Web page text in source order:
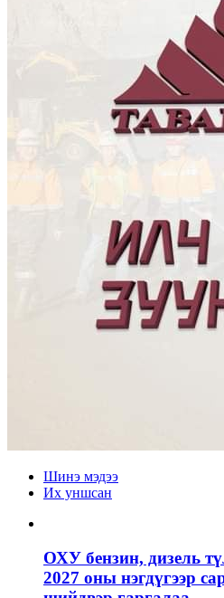
Шинэ мэдээ
Их уншсан
ОХУ бензин, дизель
2027 оны нэгдүгээр